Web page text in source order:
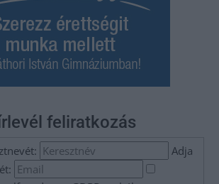
feliratkozás
Adja